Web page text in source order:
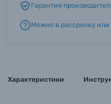
Б/У фототехника
Гарантия
Можно в рассрочку или
Характеристики